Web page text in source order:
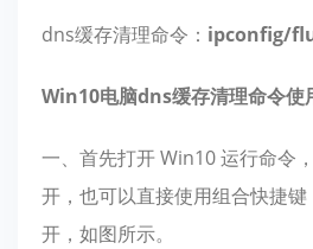
dns缓存清理命令： ipconfig/
Win10电脑dns缓存清理命令使
一、首先打开 Win10 运行命令
开，也可以直接使用组合快捷
开，如图所示。